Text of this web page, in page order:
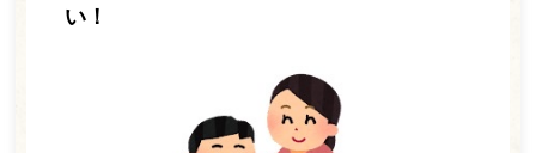
い！
予防歯科
矯正歯科